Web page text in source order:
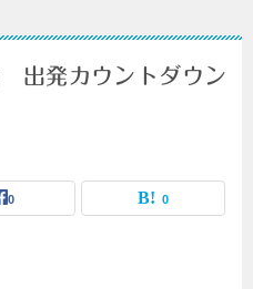
発カウントダウン
0 0